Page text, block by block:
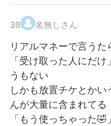
39. 名無しさん
リアルマネーで言う
「受け取った人にだ
うもない
しかも放置チケとか
んが大量に含まれてる
「もう使っちゃった